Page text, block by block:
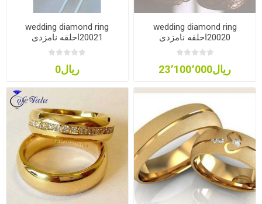
wedding diamond ring
20020احلقه نامزدی
ریال23٬100٬000
wedding diamond ring
20021احلقه نامزدی
ریال0